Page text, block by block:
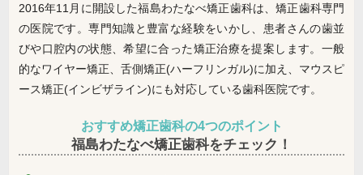
2016年11月に開設した福島わたなべ矯正歯科は、矯正歯科専門
の医院です。専門知識と豊富な経験をいかし、患者さんの歯並
びや口腔内の状態、希望に合った矯正治療を提案します。一般
的なワイヤー矯正、舌側矯正(ハーフリンガル)に加え、マウスピ
ース矯正(インビザライン)にも対応している歯科医院です。
おすすめ矯正歯科の4つのポイント
福島わたなべ矯正歯科をチェック！